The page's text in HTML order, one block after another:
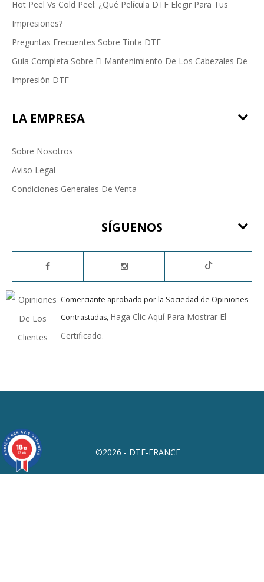
Hot Peel Vs Cold Peel: ¿Qué Película DTF Elegir Para Tus
Impresiones?
Preguntas Frecuentes Sobre Tinta DTF
Guía Completa Sobre El Mantenimiento De Los Cabezales De
Impresión DTF
LA EMPRESA
Sobre Nosotros
Aviso Legal
Condiciones Generales De Venta
SÍGUENOS
Comerciante aprobado por la Sociedad de Opiniones
Contrastadas, Haga Clic Aquí Para Mostrar El
Certificado.
©2026 - DTF-FRANCE
10/10
23 avis